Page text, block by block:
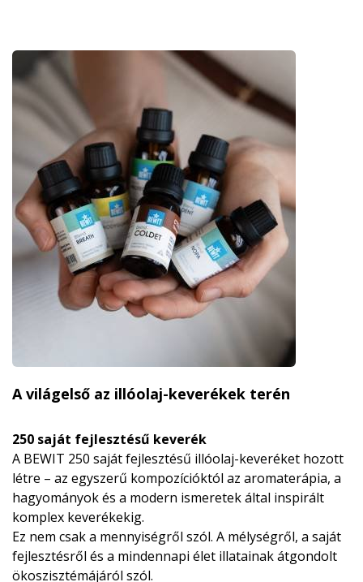
A világelső az illóolaj-keverékek terén
250 saját fejlesztésű keverék
A BEWIT 250 saját fejlesztésű illóolaj-keveréket hozott
létre – az egyszerű kompozícióktól az aromaterápia, a
hagyományok és a modern ismeretek által inspirált
komplex keverékekig.
Ez nem csak a mennyiségről szól. A mélységről, a saját
fejlesztésről és a mindennapi élet illatainak átgondolt
ökoszisztémájá­ról szól.